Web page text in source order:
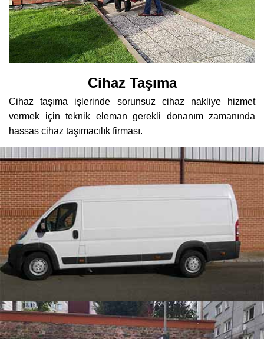
Cihaz Taşıma
Cihaz taşıma işlerinde sorunsuz cihaz nakliye hizmet
vermek için teknik eleman gerekli donanım zamanında
hassas cihaz taşımacılık firması.